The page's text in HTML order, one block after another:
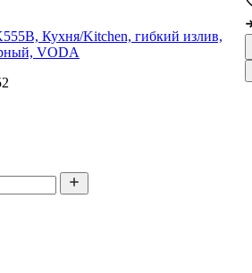
Кухня/Kitchen, гибкий излив,
VODA